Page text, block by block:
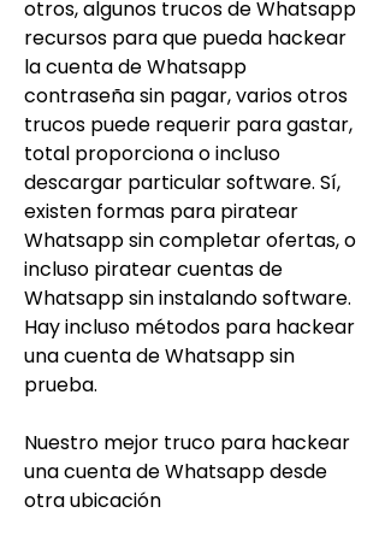
otros, algunos trucos de Whatsapp
recursos para que pueda hackear
la cuenta de Whatsapp
contraseña sin pagar, varios otros
trucos puede requerir para gastar,
total proporciona o incluso
descargar particular software. Sí,
existen formas para piratear
Whatsapp sin completar ofertas, o
incluso piratear cuentas de
Whatsapp sin instalando software.
Hay incluso métodos para hackear
una cuenta de Whatsapp sin
prueba.
Nuestro mejor truco para hackear
una cuenta de Whatsapp desde
otra ubicación